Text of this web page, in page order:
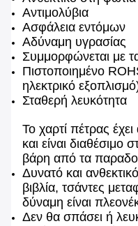
Αντιμολύβια
Ασφάλεια εντόμων
Αδύναμη υγρασίας
Συμμορφώνεται με
Πιστοποιημένο
ηλεκτρικό
Σταθερή λευκότητα
Το χαρτί πέτρας
και είναι διαθέσιμο
βάρη από τα
Δυνατό και
βιβλία, τσάντες
δύναμη είναι
Δεν θα σπάσει ή